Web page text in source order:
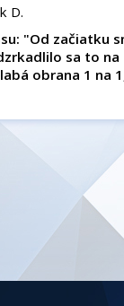
D.
"Od začiatku
sa to na
obrana 1 na